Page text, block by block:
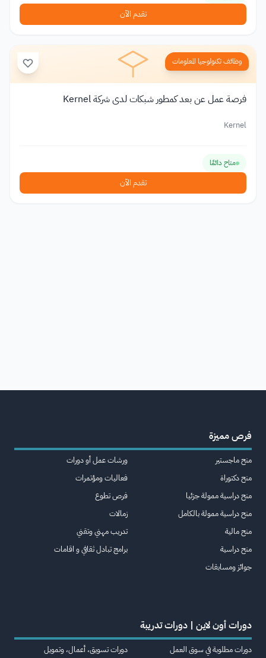
تقدم الآن
وظائف تكنولوجيا المعلومات
فرصة عمل عن بعد كمطور شبكات لدى شركة Kernel
Kernel
متاح دائمًا
تقدم الآن
فرص مميزة
منح ماجستير
منح دكتوراة
منح دراسية ممولة جزئيا
منح دراسية ممولة بالكامل
منح مالية
منح دراسية
جوائز ومسابقات
ورشات عمل أو دورات
فعاليات ومؤتمرات
فرص تطوع
زمالات
تدريب مهني وتقني
برامج تبادل ثقافي و اقامات
دورات أون لاين | دورات تدريبة
دورات مطلوبة في سوق العمل
دورات تسويق، أعمال، وتمويل